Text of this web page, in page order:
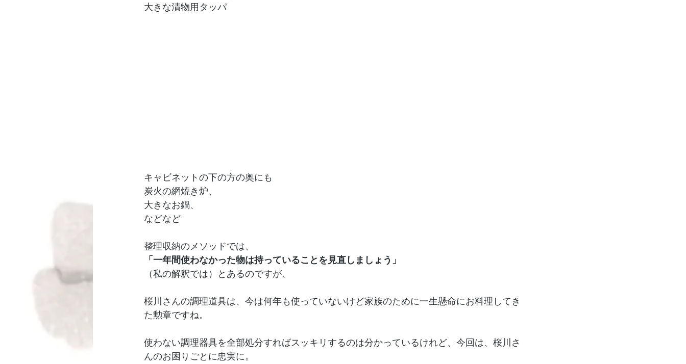
大きな漬物用タッパ
キャビネットの下の方の奥にも
炭火の網焼き炉、
大きなお鍋、
などなど
整理収納のメソッドでは、
「一年間使わなかった物は持っていることを見直しましょう」
（私の解釈では）とあるのですが、
桜川さんの調理道具は、今は何年も使っていないけど家族のために一生懸命にお料理してき
た勲章ですね。
使わない調理器具を全部処分すればスッキリするのは分かっているけれど、今回は、桜川さ
んのお困りごとに忠実に。